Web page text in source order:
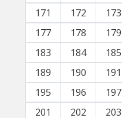
171
172 173
177
178 179
183
184 185
189
190 191
195
196 197
201
202 203